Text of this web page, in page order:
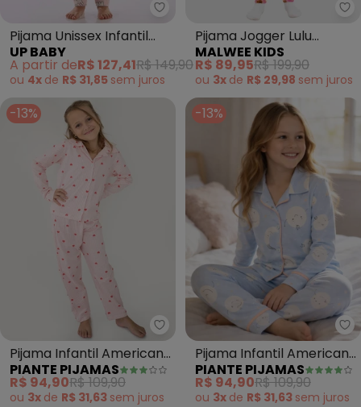
Up Baby - Pijama Unissex
Pijama Unissex Infantil
Estampado Rosa
UP BABY
A partir deR$ 127,41R$ 149,90
ou 4x de R$ 31,85 sem juros
Pijama Jogger Lulu
Astronauta (Rosa)
MALWEE KIDS
R$ 89,95R$ 199,90
ou 3x de R$ 29,98 sem juros
-13%
Piante Pijamas - Pijama
Pijama Infantil Americano
Longo Algodão Mel
(Bege)
PIANTE PIJAMAS
R$ 94,90R$ 109,90
ou 3x de R$ 31,63 sem juros
-13%
Pijama Infantil Americano
Longo Algodão Lua (Azul)
PIANTE PIJAMAS
R$ 94,90R$ 109,90
ou 3x de R$ 31,63 sem juros